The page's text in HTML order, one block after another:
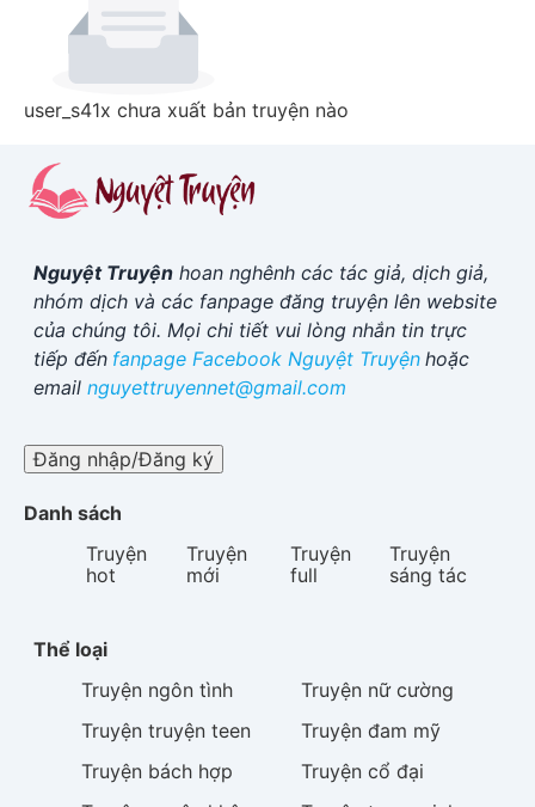
user_s41x chưa xuất bản truyện nào
Nguyệt Truyện hoan nghênh các tác giả, dịch giả,
nhóm dịch và các fanpage đăng truyện lên website
của chúng tôi. Mọi chi tiết vui lòng nhắn tin trực
tiếp đến fanpage Facebook Nguyệt Truyện hoặc
email nguyettruyennet@gmail.com
Đăng nhập/Đăng ký
Danh sách
Truyện
hot
Truyện
mới
Truyện
full
Truyện
sáng tác
Thể loại
Truyện ngôn tình Truyện nữ cường
Truyện truyện teen Truyện đam mỹ
Truyện bách hợp Truyện cổ đại